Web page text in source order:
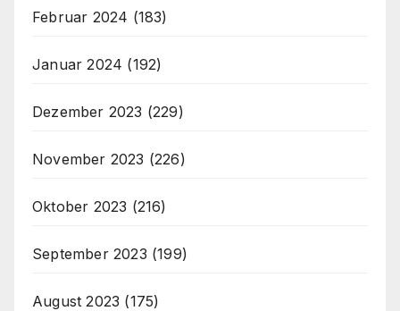
Februar 2024 (183)
Januar 2024 (192)
Dezember 2023 (229)
November 2023 (226)
Oktober 2023 (216)
September 2023 (199)
August 2023 (175)